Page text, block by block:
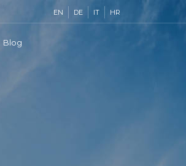
EN DE IT HR
Blog